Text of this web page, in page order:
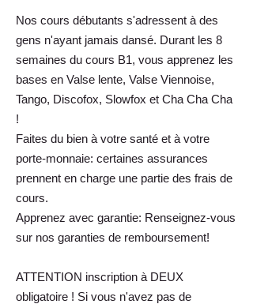
Nos cours débutants s'adressent à des
gens n'ayant jamais dansé. Durant les 8
semaines du cours B1, vous apprenez les
bases en Valse lente, Valse Viennoise,
Tango, Discofox, Slowfox et Cha Cha Cha
!
Faites du bien à votre santé et à votre
porte-monnaie: certaines assurances
prennent en charge une partie des frais de
cours.
Apprenez avec garantie: Renseignez-vous
sur nos garanties de remboursement!
ATTENTION inscription à DEUX
obligatoire ! Si vous n'avez pas de